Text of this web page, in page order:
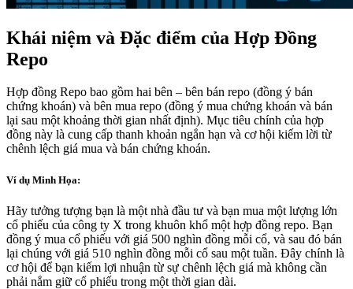
Khái niệm và Đặc điểm của Hợp Đồng
Repo
Hợp đồng Repo bao gồm hai bên – bên bán repo (đồng ý bán
chứng khoán) và bên mua repo (đồng ý mua chứng khoán và bán
lại sau một khoảng thời gian nhất định). Mục tiêu chính của hợp
đồng này là cung cấp thanh khoản ngắn hạn và cơ hội kiếm lời từ
chênh lệch giá mua và bán chứng khoán.
Ví dụ Minh Họa:
Hãy tưởng tượng bạn là một nhà đầu tư và bạn mua một lượng lớn
cổ phiếu của công ty X trong khuôn khổ một hợp đồng repo. Bạn
đồng ý mua cổ phiếu với giá 500 nghìn đồng mỗi cổ, và sau đó bán
lại chúng với giá 510 nghìn đồng mỗi cổ sau một tuần. Đây chính là
cơ hội để bạn kiếm lợi nhuận từ sự chênh lệch giá mà không cần
phải nắm giữ cổ phiếu trong một thời gian dài.